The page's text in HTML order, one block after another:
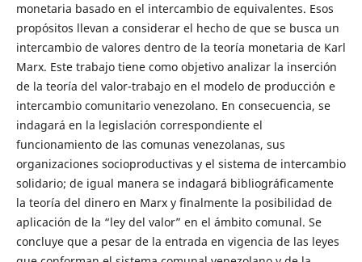
monetaria basado en el intercambio de equivalentes. Esos
propósitos llevan a considerar el hecho de que se busca un
intercambio de valores dentro de la teoría monetaria de Karl
Marx. Este trabajo tiene como objetivo analizar la inserción
de la teoría del valor-trabajo en el modelo de producción e
intercambio comunitario venezolano. En consecuencia, se
indagará en la legislación correspondiente el
funcionamiento de las comunas venezolanas, sus
organizaciones socioproductivas y el sistema de intercambio
solidario; de igual manera se indagará bibliográficamente
la teoría del dinero en Marx y finalmente la posibilidad de
aplicación de la “ley del valor” en el ámbito comunal. Se
concluye que a pesar de la entrada en vigencia de las leyes